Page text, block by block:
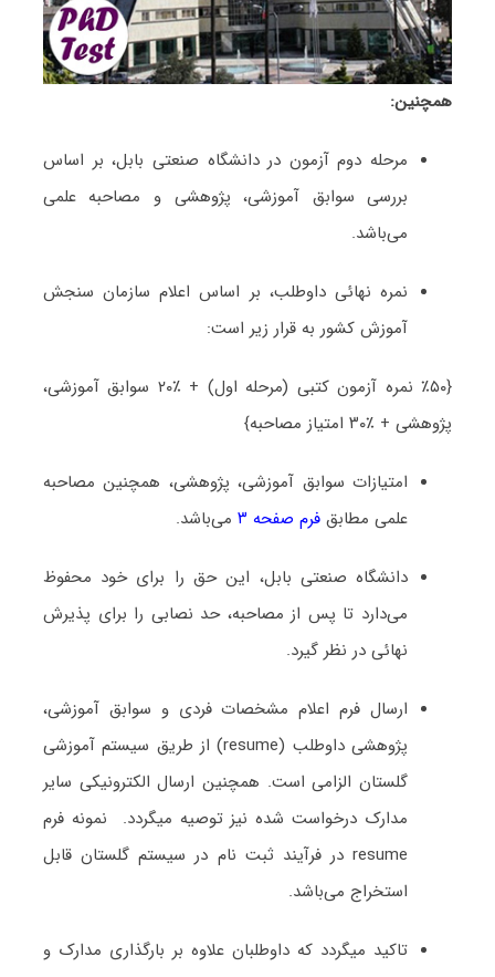
همچنین:
مرحله دوم آزمون در دانشگاه صنعتی بابل، بر اساس
بررسی سوابق آموزشی، پژوهشی و مصاحبه علمی
می‌باشد.
نمره نهائی داوطلب، بر اساس اعلام سازمان سنجش
آموزش کشور به قرار زیر است:
{٪۵۰ نمره آزمون کتبی (مرحله اول) + ٪۲۰ سوابق آموزشی،
پژوهشی + ٪۳۰ امتیاز مصاحبه}
امتیازات سوابق آموزشی، پژوهشی، همچنین مصاحبه
علمی مطابق فرم صفحه ۳ می‌باشد.
دانشگاه صنعتی بابل، این حق را برای خود محفوظ
می‌دارد تا پس از مصاحبه، حد نصابی را برای پذیرش
نهائی در نظر گیرد.
ارسال فرم اعلام مشخصات فردی و سوابق آموزشی،
پژوهشی داوطلب (resume) از طریق سیستم آموزشی
گلستان الزامی است. همچنین ارسال الکترونیکی سایر
مدارک درخواست شده نیز توصیه میگردد. نمونه فرم
resume در فرآیند ثبت نام در سیستم گلستان قابل
استخراج می‌باشد.
تاکید میگردد که داوطلبان علاوه بر بارگذاری مدارک و